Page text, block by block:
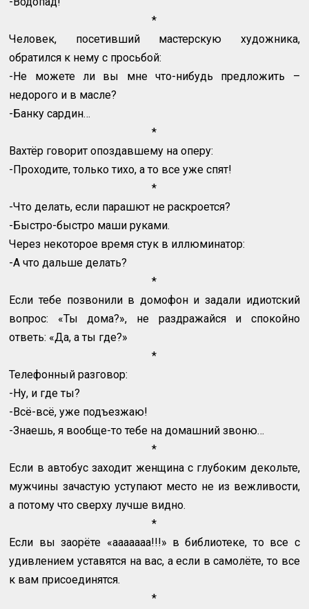
*
Человек, посетивший мастерскую художника,
обратился к нему с просьбой:
-Не можете ли вы мне что-нибудь предложить –
недорого и в масле?
-Банку сардин…
*
Вахтёр говорит опоздавшему на оперу:
-Проходите, только тихо, а то все уже спят!
*
-Что делать, если парашют не раскроется?
-Быстро-быстро маши руками.
Через некоторое время стук в иллюминатор:
-А что дальше делать?
*
Если тебе позвонили в домофон и задали идиотский
вопрос: «Ты дома?», не раздражайся и спокойно
ответь: «Да, а ты где?»
*
Телефонный разговор:
-Ну, и где ты?
-Всё-всё, уже подъезжаю!
-Знаешь, я вообще-то тебе на домашний звоню…
*
Если в автобус заходит женщина с глубоким декольте,
мужчины зачастую уступают место не из вежливости,
а потому что сверху лучше видно.
*
Если вы заорёте «ааааааа!!!» в библиотеке, то все с
удивлением уставятся на вас, а если в самолёте, то все
к вам присоединятся.
*